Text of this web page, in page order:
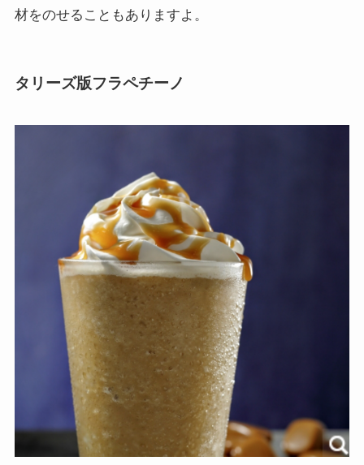
材をのせることもありますよ。
タリーズ版フラペチーノ